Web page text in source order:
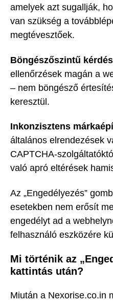
amelyek azt sugallják,
van szükség a
megtévesztőek.
Böngészőszintű
ellenőrzések magán a
– nem böngésző
keresztül.
Inkonzisztens
általános elrendezések
CAPTCHA-
való apró eltérések
Az „Engedélyezés”
esetekben nem erősít
engedélyt ad a
felhasználó eszközére
Mi történik az
kattintás után?
Miután a Nexorise.co.in